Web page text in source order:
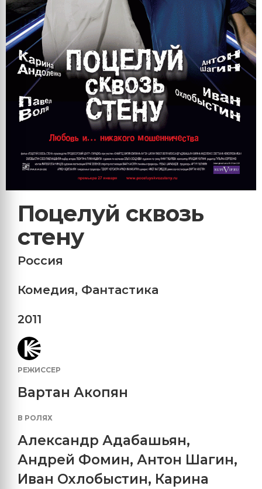
Поцелуй сквозь
стену
Россия
Комедия, Фантастика
2011
РЕЖИССЕР
Вартан Акопян
В РОЛЯХ
Александр Адабашьян,
Андрей Фомин, Антон Шагин,
Иван Охлобыстин, Карина